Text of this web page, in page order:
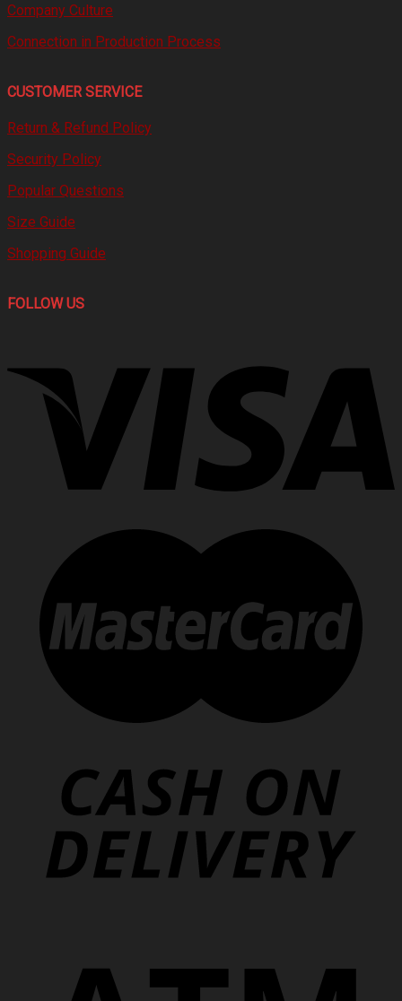
Company Culture
Connection in Production Process
CUSTOMER SERVICE
Return & Refund Policy
Security Policy
Popular Questions
Size Guide
Shopping Guide
FOLLOW US